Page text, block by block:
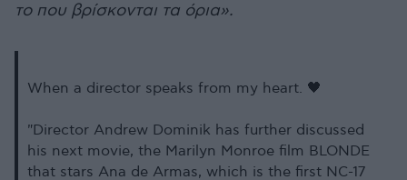
το που βρίσκονται τα όρια».
When a director speaks from my heart. 🖤
"Director Andrew Dominik has further discussed
his next movie, the Marilyn Monroe film BLONDE
that stars Ana de Armas, which is the first NC-17